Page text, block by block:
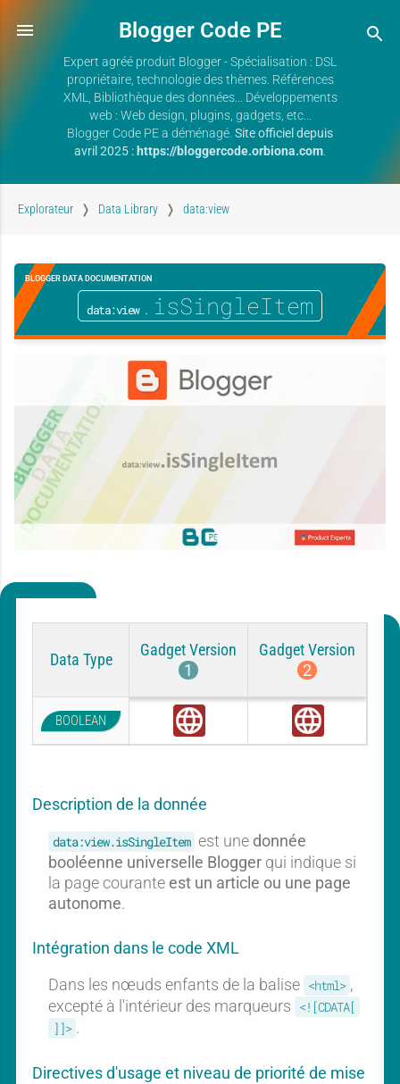
Blogger Code PE
Expert agréé produit Blogger - Spécialisation : DSL
propriétaire, technologie des thèmes. Références
XML, Bibliothèque des données... Développements
web : Web design, plugins, gadgets, etc...
Blogger Code PE a déménagé. Site officiel depuis
avril 2025 : https://bloggercode.orbiona.com.
Explorateur Data Library data:view
data:view.isSingleItem
BLOGGER DATA DOCUMENTATION
Data Type
Gadget Version
1
Gadget Version
2
BOOLEAN
l
l
Description de la donnée
data:view.isSingleItem est une donnée
booléenne universelle Blogger qui indique si
la page courante est un article ou une page
autonome.
Intégration dans le code XML
Dans les nœuds enfants de la balise <html> ,
excepté à l'intérieur des marqueurs <![CDATA[
]]> .
Directives d'usage et niveau de priorité de mise